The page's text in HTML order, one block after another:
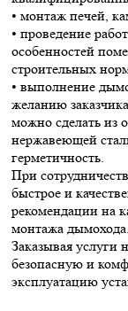
• монтаж печей,
• проведение
особенностей
строительных
• выполнение
желанию
можно сделать из
нержавеющей
герметичность.
При
быстрое и
рекомендации на
монтажа дымохода.
Заказывая услуги
безопасную и
эксплуатацию